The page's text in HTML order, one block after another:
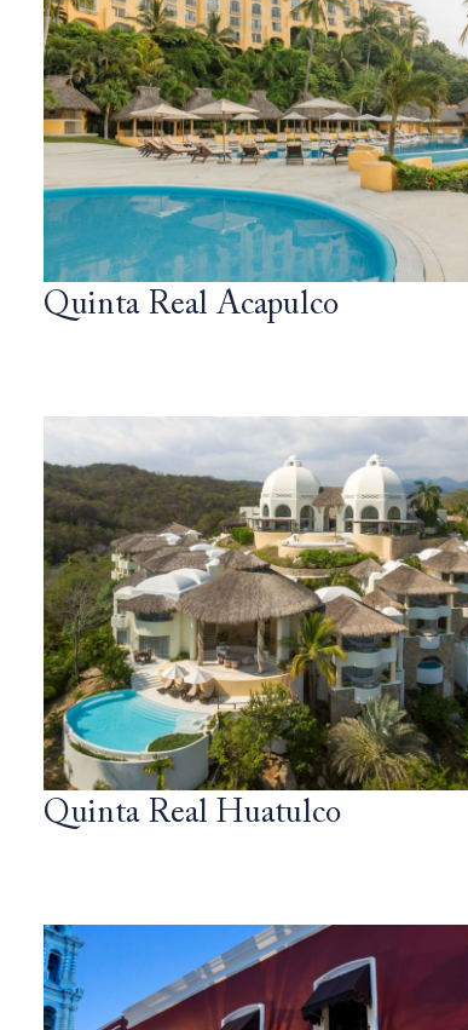
Quinta Real Acapulco
Quinta Real Huatulco